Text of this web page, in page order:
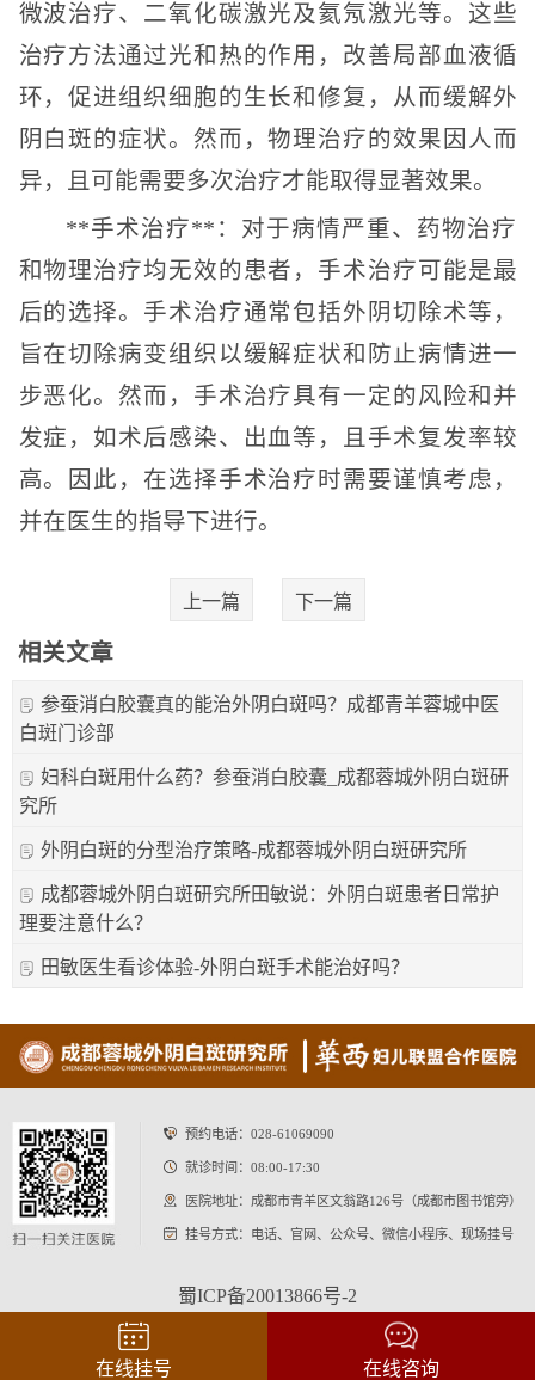
微波治疗、二氧化碳激光及氦氖激光等。这些
治疗方法通过光和热的作用，改善局部血液循
环，促进组织细胞的生长和修复，从而缓解外
阴白斑的症状。然而，物理治疗的效果因人而
异，且可能需要多次治疗才能取得显著效果。
**手术治疗**：对于病情严重、药物治疗
和物理治疗均无效的患者，手术治疗可能是最
后的选择。手术治疗通常包括外阴切除术等，
旨在切除病变组织以缓解症状和防止病情进一
步恶化。然而，手术治疗具有一定的风险和并
发症，如术后感染、出血等，且手术复发率较
高。因此，在选择手术治疗时需要谨慎考虑，
并在医生的指导下进行。
上一篇 下一篇
相关文章
参蚕消白胶囊真的能治外阴白斑吗？成都青羊蓉城中医
白斑门诊部
妇科白斑用什么药？参蚕消白胶囊_成都蓉城外阴白斑研
究所
外阴白斑的分型治疗策略-成都蓉城外阴白斑研究所
成都蓉城外阴白斑研究所田敏说：外阴白斑患者日常护
理要注意什么？
田敏医生看诊体验-外阴白斑手术能治好吗？
预约电话： 028-61069090
就诊时间：08:00-17:30
医院地址：成都市青羊区文翁路126号（成都市图书馆旁）
挂号方式：电话、官网、公众号、微信小程序、现场挂号
蜀ICP备20013866号-2
在线挂号 在线咨询